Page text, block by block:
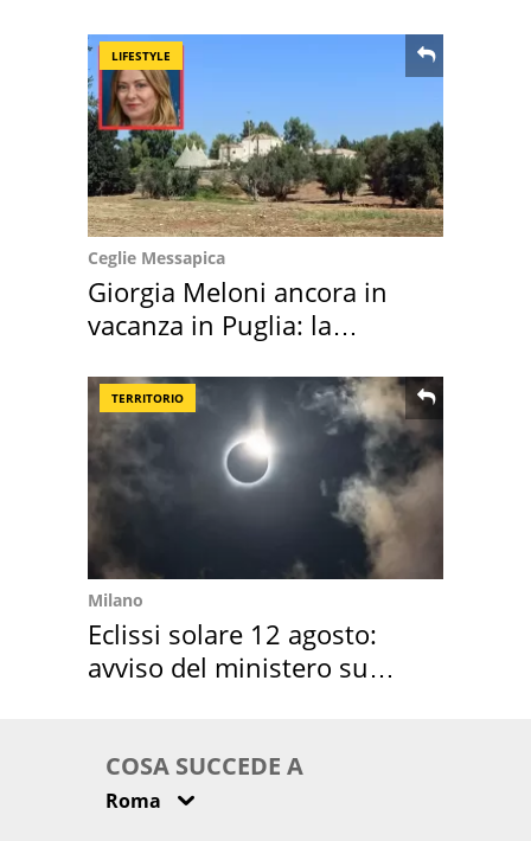
LIFESTYLE
Ceglie Messapica
Giorgia Meloni ancora in
vacanza in Puglia: la
TERRITORIO
Milano
Eclissi solare 12 agosto:
avviso del ministero su